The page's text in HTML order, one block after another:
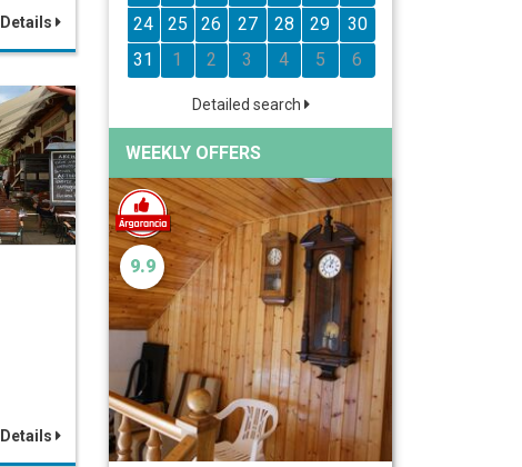
Details
Details
24
25 26 27 28 29
30
31
1 2 3 4 5 6
Detailed search
WEEKLY OFFERS
9.9